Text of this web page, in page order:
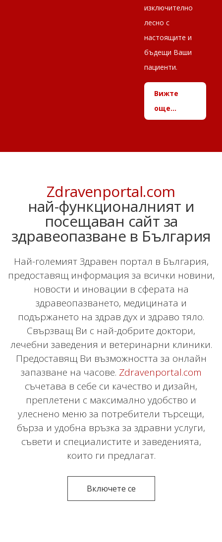
изключително
лесно с
настоящите и
бъдещи Ваши
пациенти.
Вижте
още...
Zdravenportal.com
най-функционалният и
посещаван сайт за
здравеопазване в България
Най-големият Здравен портал в България,
предоставящ информация за всички новини,
новости и иновации в сферата на
здравеопазването, медицината и
подържането на здрав дух и здраво тяло.
Свързващ Ви с най-добрите доктори,
лечебни заведения и ветеринарни клиники.
Предоставящ Ви възможността за онлайн
запазване на часове. Zdravenportal.com
съчетава в себе си качество и дизайн,
преплетени с максимално удобство и
улеснено меню за потребители търсещи,
бърза и удобна връзка за здравни услуги,
съвети и специалистите и заведенията,
които ги предлагат.
Включете се